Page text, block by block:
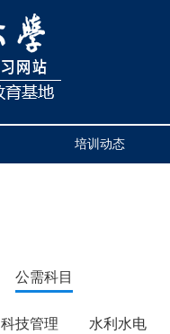
培训动态
公需科目
科技管理 水利水电